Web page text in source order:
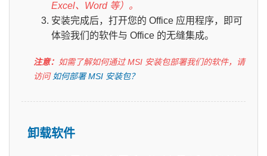
Excel、Word 等）。
安装完成后，打开您的 Office 应用程序，即可
体验我们的软件与 Office 的无缝集成。
注意： 如需了解如何通过 MSI 安装包部署我们的软件，请
访问 如何部署 MSI 安装包？
卸载软件